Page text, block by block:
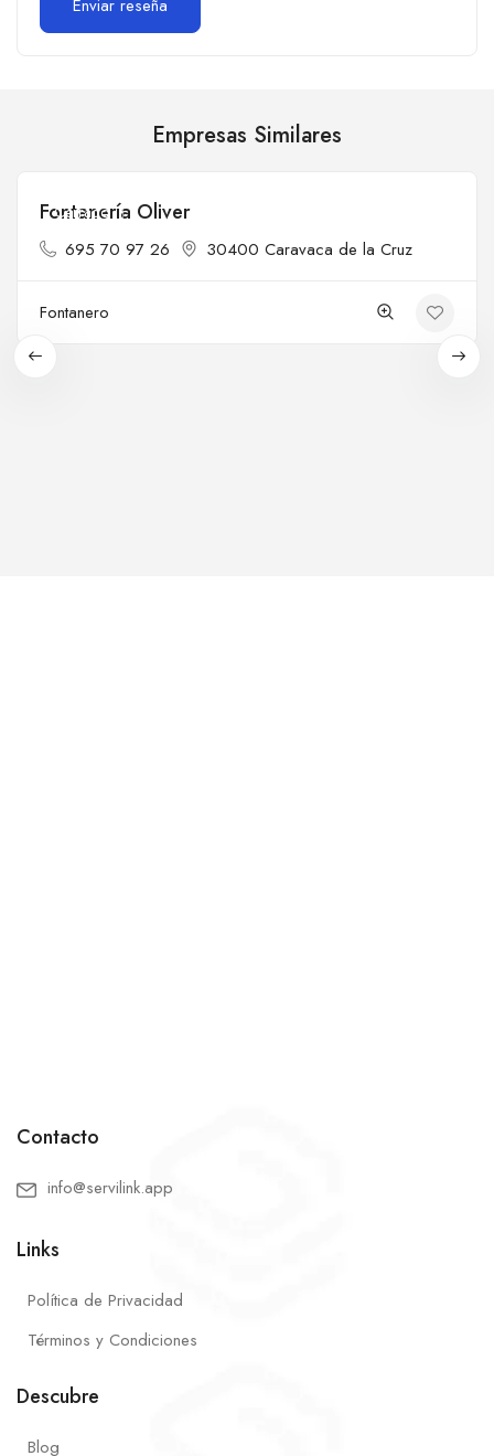
Empresas Similares
Cerrado
Fontanería Oliver
695 70 97 26 30400 Caravaca de la Cruz
Fontanero
Contacto
info@servilink.app
Links
Política de Privacidad
Términos y Condiciones
Descubre
Blog